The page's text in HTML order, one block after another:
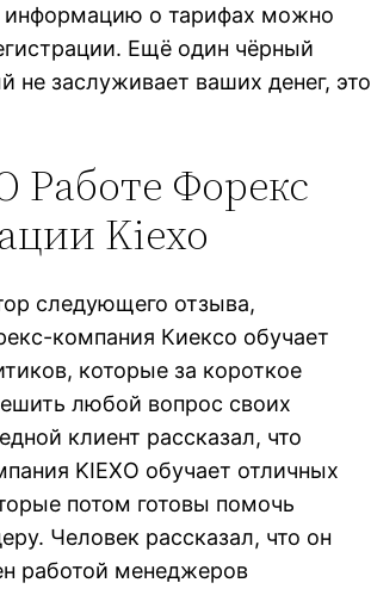
информацию о тарифах можно
Ещё один чёрный
не заслуживает ваших денег, это
Работе Форекс
Kiexo
следующего отзыва,
компания Киексо обучает
которые за короткое
любой вопрос своих
клиент рассказал, что
KIEXO обучает отличных
потом готовы помочь
Человек рассказал, что он
работой менеджеров